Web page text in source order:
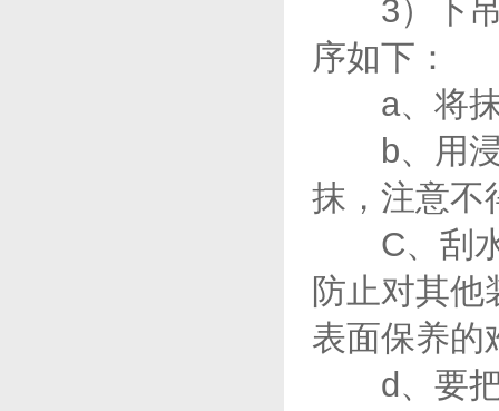
3）下吊
序如下：
a、将抹
b、用浸
抹，注意不
C、刮水
防止对其
表面保养的
d、要把